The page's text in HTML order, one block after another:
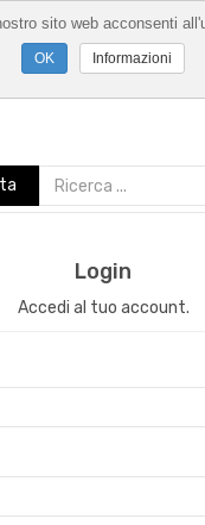
Login
Accedi al tuo account.
sito web acconsenti
Informazioni